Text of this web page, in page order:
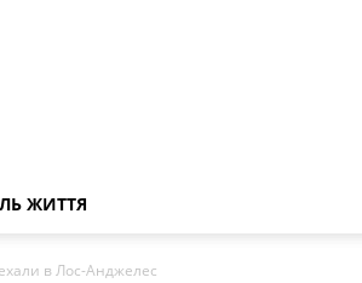
ЖИТТЯ
в Лос-Анджелес